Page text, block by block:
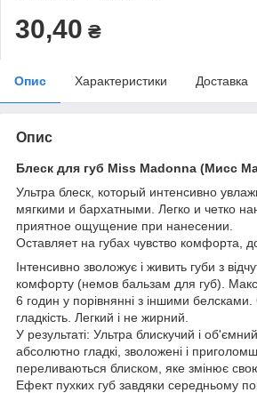
30,40 ₴
Опис Характеристики Доставка
Опис
Блеск для губ Miss Madonna (Мисс
Ультра блеск, который интенсивно
мягкими и бархатными. Легко и четко
приятное ощущение при нанесении.
Оставляет на губах чувство комфорта,
Інтенсивно зволожує і живить губи з
комфорту (немов бальзам для губ).
6 годин у порівнянні з іншими
гладкість. Легкий і не жирний.
У результаті: Ультра блискучий і
абсолютно гладкі, зволожені і
переливаються блиском, яке змінює свою
Ефект пухких губ завдяки середньому